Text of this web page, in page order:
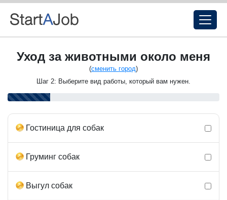
Уход за животными около меня
(сменить город)
Шаг 2: Выберите вид работы, который вам нужен.
Гостиница для собак
Груминг собак
Выгул собак